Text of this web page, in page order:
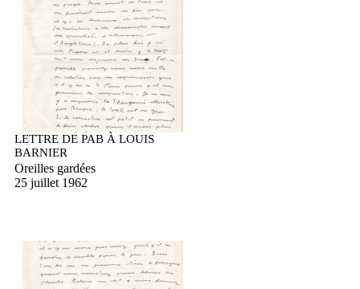
LETTRE DE PAB À LOUIS
BARNIER
Oreilles gardées
25 juillet 1962